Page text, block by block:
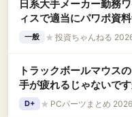
日系大手メーカー勤務
ィスで適当にパワポ資
一般 ★ 投資ちゃんねる
トラックボールマウス
手が疲れるじゃないで
か！！」←これ
D+ ★ PCパーツまとめ